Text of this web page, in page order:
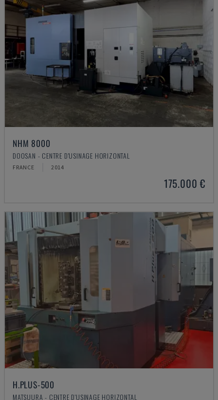
NHM 8000
DOOSAN - CENTRE D'USINAGE HORIZONTAL
FRANCE 2014
175.000 €
H.PLUS-500
MATSUURA - CENTRE D'USINAGE HORIZONTAL